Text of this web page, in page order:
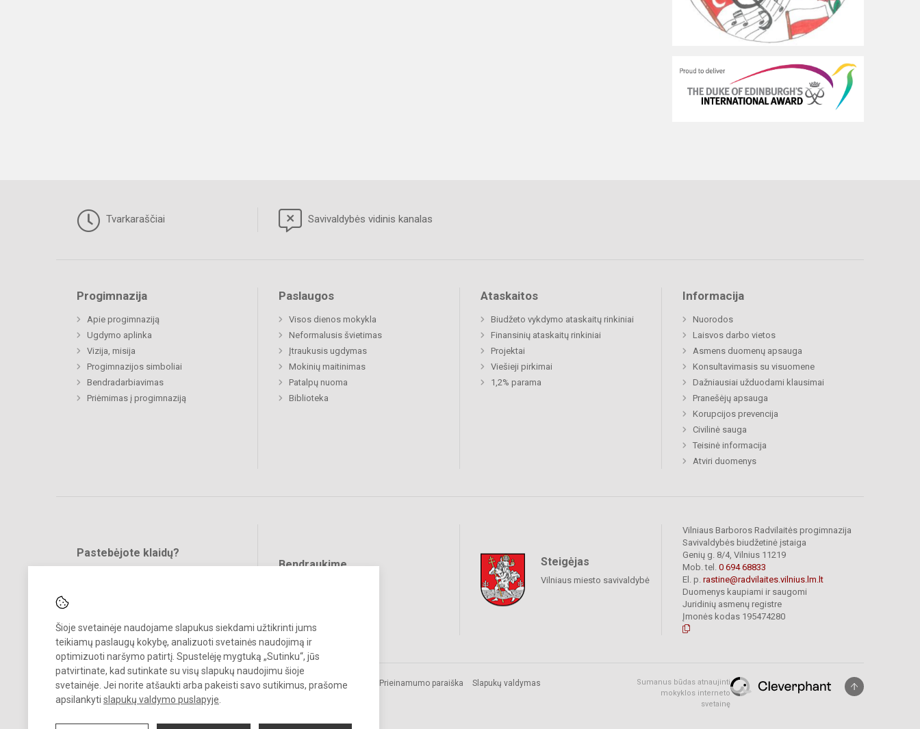
Šioje svetainėje naudojame slapukus siekdami užtikrinti jums
teikiamų paslaugų kokybę, analizuoti svetainės naudojimą ir
optimizuoti naršymo patirtį. Spustelėję mygtuką „Sutinku“, jūs
patvirtinate, kad sutinkate su visų slapukų naudojimu šioje
svetainėje. Jei norite atšaukti arba pakeisti savo sutikimus, prašome
apsilankyti slapukų valdymo puslapyje
Tvarkaraščiai Savivaldybės vidinis kanalas
Progimnazija
Apie progimnaziją
Ugdymo aplinka
Vizija, misija
Progimnazijos simboliai
Bendradarbiavimas
Priėmimas į progimnaziją
Paslaugos
Visos dienos mokykla
Neformalusis švietimas
Įtraukusis ugdymas
Mokinių maitinimas
Patalpų nuoma
Biblioteka
Ataskaitos
Biudžeto vykdymo ataskaitų rinkiniai
Finansinių ataskaitų rinkiniai
Projektai
Viešieji pirkimai
1,2% parama
Informacija
Nuorodos
Laisvos darbo vietos
Asmens duomenų apsauga
Konsultavimasis su visuomene
Dažniausiai užduodami klausimai
Pranešėjų apsauga
Korupcijos prevencija
Civilinė sauga
Teisinė informacija
Atviri duomenys
Pastebėjote klaidų?
Bendraukime Steigėjas
Vilniaus miesto savivaldybė
Vilniaus Barboros Radvilaitės progimnazija
Savivaldybės biudžetinė įstaiga
Genių g. 8/4, Vilnius 11219
Mob. tel. 0 694 68833
El. p. rastine@radvilaites.vilnius.lm.lt
Duomenys kaupiami ir saugomi
Juridinių asmenų registre
Įmonės kodas 195474280
© 2023. Vilniaus Barboros Radvilaitės progimnazija. Visos teisės
saugomos.
Kopijuoti turinį be raštiško įstaigos administracijos sutikimo griežtai
Prieinamumo paraiška Slapukų valdymas
Sumanus būdas atnaujinti
mokyklos interneto
svetainę